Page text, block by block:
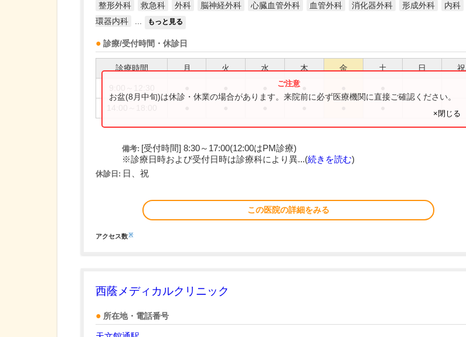
整形外科 救急科 外科 脳神経外科 心臓血管外科 血管外科 消化器外科 形成外科 内科
環器内科
もっと見る
診療/受付時間・休診日
診療時間 月 火 水 木 金 土 日 祝
お盆(8月中旬)は休診・休業の場合があります。来院前に必ず医療機関に直接ご確認ください。
×閉じる
備考: [受付時間] 8:30～17:00(12:00はPM診療)
※診療日時および受付日時は診療科により異...(続きを読む)
休診日: 日、祝
この医院の詳細をみる
アクセス数※
西蔭メディカルクリニック
所在地・電話番号